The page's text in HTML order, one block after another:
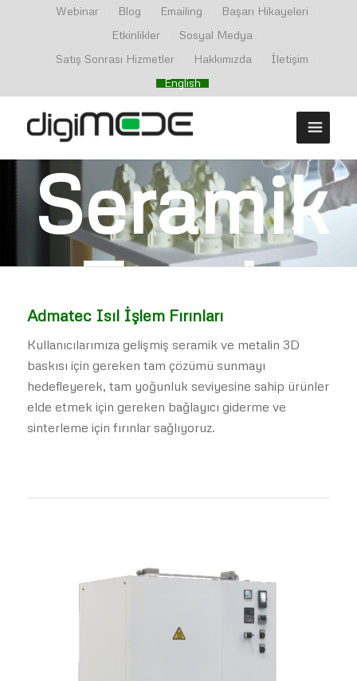
Webinar Blog Emailing
Başarı Hikayeleri
Etkinlikler
Sosyal Medya
Satış Sonrası Hizmetler
Hakkımızda
İletişim
English
Seramik
Fırınlar
Admatec Isıl İşlem Fırınları
Kullanıcılarımıza gelişmiş seramik ve metalin 3D
baskısı için gereken tam çözümü sunmayı
hedefleyerek, tam yoğunluk seviyesine sahip ürünler
elde etmek için gereken bağlayıcı giderme ve
sinterleme için fırınlar sağlıyoruz.